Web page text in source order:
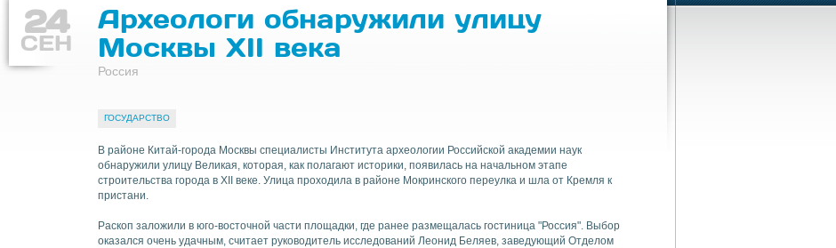
24
СЕН
Археологи обнаружили улицу
Москвы XII века
Россия
ГОСУДАРСТВО
В районе Китай-города Москвы специалисты Института археологии Российской академии наук
обнаружили улицу Великая, которая, как полагают историки, появилась на начальном этапе
строительства города в XII веке. Улица проходила в районе Мокринского переулка и шла от Кремля к
пристани.
Раскоп заложили в юго-восточной части площадки, где ранее размещалась гостиница "Россия". Выбор
оказался очень удачным, считает руководитель исследований Леонид Беляев, заведующий Отделом